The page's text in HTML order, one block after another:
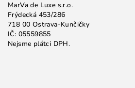
MarVa de Luxe s.r.o.
Frýdecká 453/286
718 00 Ostrava-Kunčičky
IČ: 05559855
Nejsme plátci DPH.